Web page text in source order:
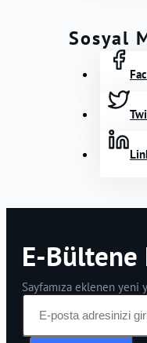
Sosyal
E-Bültene
Sayfamıza eklenen yeni